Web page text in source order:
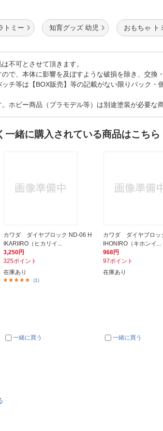
トミー 知育グッズ 幼児 おもちゃ ト
不可とさせて頂きます。
で、本体に影響を及ぼすような破損を除き、交換
チ等は【BOX販売】等の記載がない限りパック
ホビー商品（プラモデル等）は別途塗装が必要な
緒に購入されている商品はこちら
カワダ ダイヤブロック ND-06 H
IKARIIRO（ヒカリイ...
3,250円
325ポイント
在庫あり
(1)
一緒に買う
カワダ ダイヤブロッ
IHONIRO（キホンイ...
968円
97ポイント
在庫あり
一緒に買う